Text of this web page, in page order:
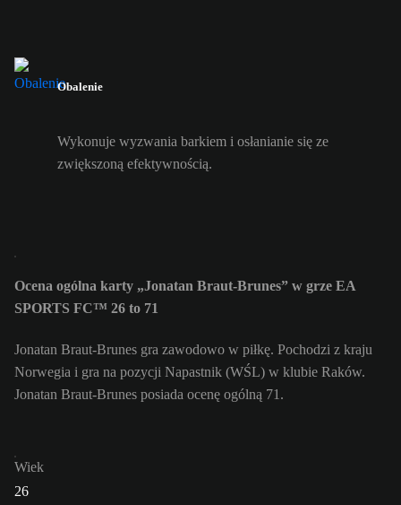
Obalenie
Wykonuje wyzwania barkiem i osłanianie się ze
zwiększoną efektywnością.
Ocena ogólna karty „Jonatan Braut-Brunes” w grze EA
SPORTS FC™ 26 to 71
Jonatan Braut-Brunes gra zawodowo w piłkę. Pochodzi z kraju
Norwegia i gra na pozycji Napastnik (WŚL) w klubie Raków.
Jonatan Braut-Brunes posiada ocenę ogólną 71.
Wiek
26